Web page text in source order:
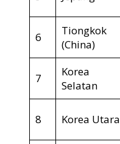
6
Tiongkok
(China)
7
Korea
Selatan
8 Korea Utara